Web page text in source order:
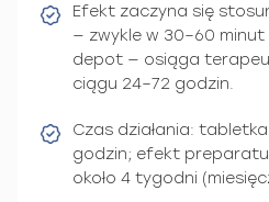
Efekt zaczyna się
— zwykle w 30–60
depot — osiąga
ciągu 24–72 godzin.
Czas działania: tabletka
godzin; efekt
około 4 tygodni